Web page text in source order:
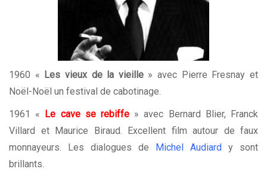
1960 « Les vieux de la vieille» avec Pierre Fresnay et
Noël-Noël un festival de cabotinage.
1961 «
Le cave se rebiffe » avec Bernard Blier, Franck
Villard et Maurice Biraud. Excellent film autour de faux
monnayeurs. Les dialogues de
Michel Audiard
y sont
brillants.